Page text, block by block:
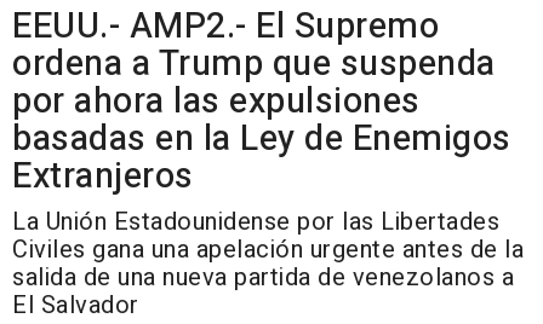
EEUU.- AMP2.- El Supremo
ordena a Trump que suspenda
por ahora las expulsiones
basadas en la Ley de Enemigos
Extranjeros
La Unión Estadounidense por las Libertades
Civiles gana una apelación urgente antes de la
salida de una nueva partida de venezolanos a
El Salvador